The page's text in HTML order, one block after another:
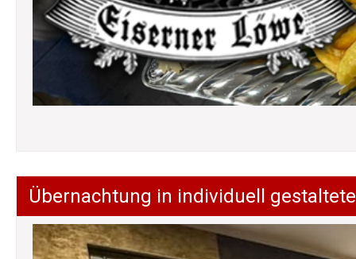
Übernachtung in individuell